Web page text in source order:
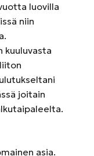
luovilla
niin
kuuluvasta
joitain
asia.